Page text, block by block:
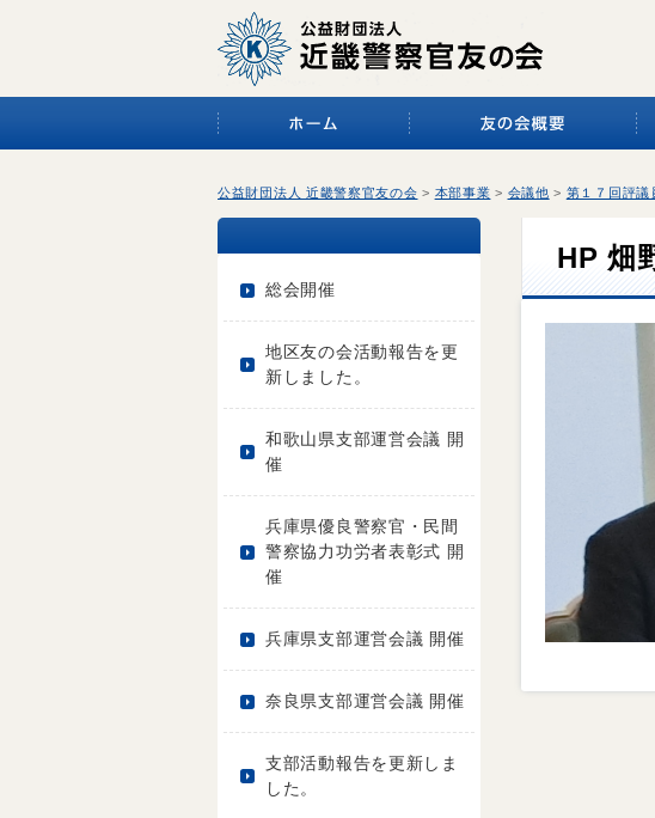
公益財団法人 近畿警察官友の会 > 本部事業 > 会議他 > 第１７回評議
HP 畑
総会開催
地区友の会活動報告を更
新しました。
和歌山県支部運営会議 開
催
兵庫県優良警察官・民間
警察協力功労者表彰式 開
催
兵庫県支部運営会議 開催
奈良県支部運営会議 開催
支部活動報告を更新しま
した。